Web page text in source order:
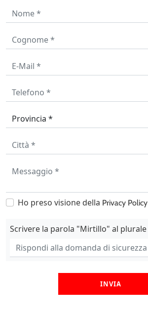
Ho preso visione della Privacy Policy
Scrivere la parola "Mirtillo" al plurale
INVIA